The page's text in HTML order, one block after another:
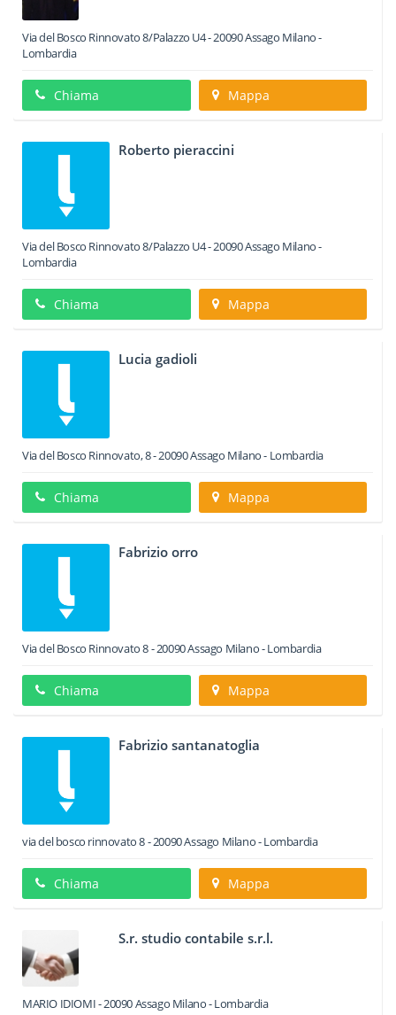
Via del Bosco Rinnovato 8/Palazzo U4-20090Assago Milano -
Lombardia
Chiama Mappa
Roberto pieraccini
Via del Bosco Rinnovato 8/Palazzo U4-20090Assago Milano -
Lombardia
Chiama Mappa
Lucia gadioli
Via del Bosco Rinnovato, 8-20090Assago Milano - Lombardia
Chiama Mappa
Fabrizio orro
Via del Bosco Rinnovato 8-20090Assago Milano -Lombardia
Chiama Mappa
Fabrizio santanatoglia
via del bosco rinnovato 8-20090Assago Milano -Lombardia
Chiama Mappa
S.r. studio contabile s.r.l.
MARIO IDIOMI-20090Assago Milano -Lombardia